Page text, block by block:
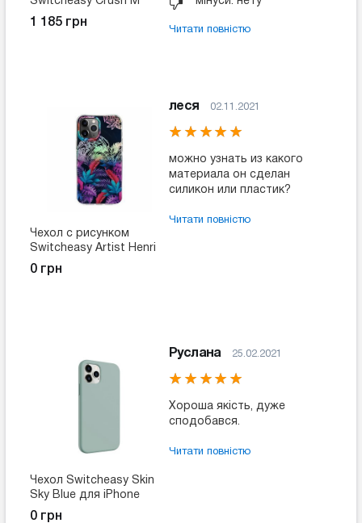
прозорий для iPhone 14
Pro Max
1 185 грн
Читати повністю
Чехол с рисунком
Switcheasy Artist Henri
Rousseau для iPhone
12/12 Pro
0 грн
леся 02.11.2021
можно узнать из какого
материала он сделан
силикон или пластик?
Читати повністю
Чехол Switcheasy Skin
Sky Blue для iPhone
12/12 Pro
0 грн
Руслана 25.02.2021
Хороша якість, дуже
сподобався.
Читати повністю